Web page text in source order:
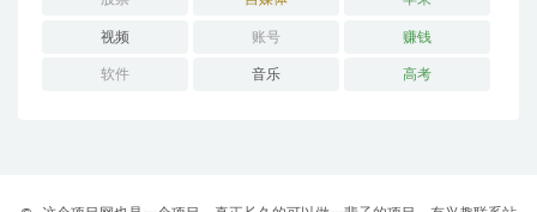
视频 账号 赚钱
软件 音乐 高考